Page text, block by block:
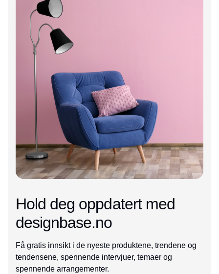
Hold deg oppdatert med
designbase.no
Få gratis innsikt i de nyeste produktene, trendene og
tendensene, spennende intervjuer, temaer og
spennende arrangementer.